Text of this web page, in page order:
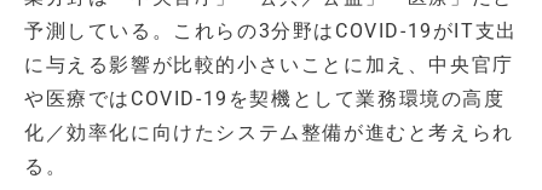
予測している。これらの3分野はCOVID-19がIT支出
に与える影響が比較的小さいことに加え、中央官庁
や医療ではCOVID-19を契機として業務環境の高度
化／効率化に向けたシステム整備が進むと考えられ
る。